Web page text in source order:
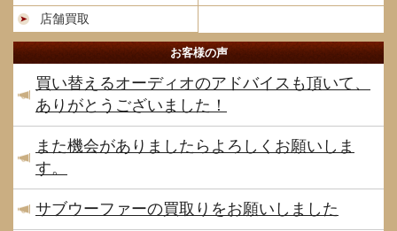
店舗買取
お客様の声
買い替えるオーディオのアドバイスも頂いて、
ありがとうございました！
また機会がありましたらよろしくお願いしま
す。
サブウーファーの買取りをお願いしました